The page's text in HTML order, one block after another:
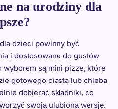
na urodziny dla
dzieci powinny być
i dostosowane do gustów
wyborem są mini pizze, które
gotowego ciasta lub chleba
dobierać składniki, co
swoją ulubioną wersję.